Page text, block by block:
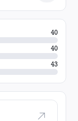
40
40
43